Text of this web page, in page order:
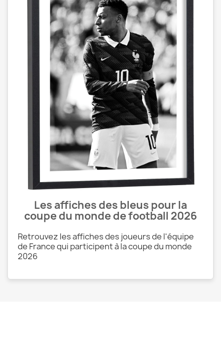
Les affiches des bleus pour la
coupe du monde de football 2026
Retrouvez les affiches des joueurs de l'équipe
de France qui participent à la coupe du monde
2026